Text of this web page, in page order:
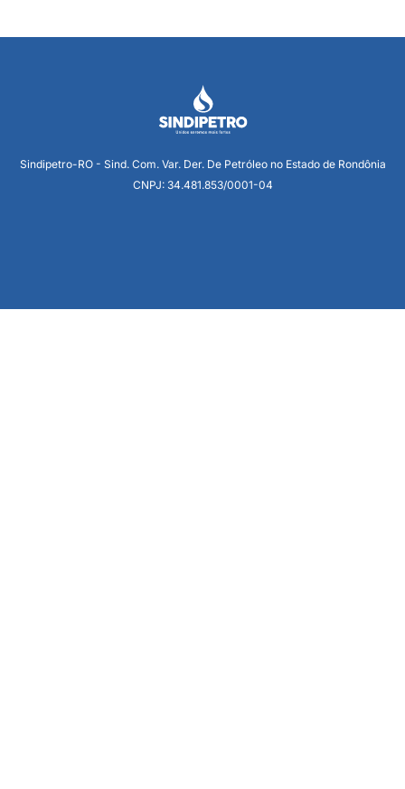
Sindipetro-RO - Sind. Com. Var. Der. De Petróleo no Estado de Rondônia
CNPJ: 34.481.853/0001-04